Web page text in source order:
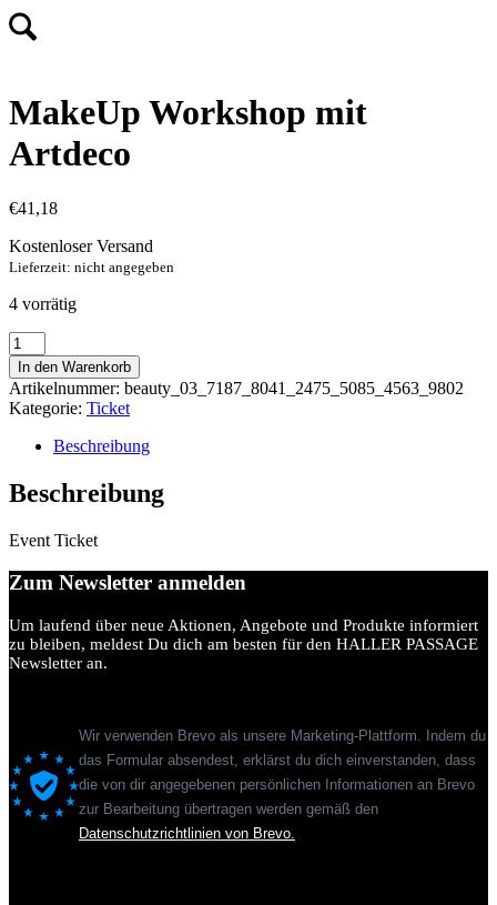
MakeUp Workshop mit
Artdeco
€41,18
Kostenloser Versand
Lieferzeit: nicht angegeben
4 vorrätig
MakeUp
Workshop
mit
Artdeco
Menge
In den Warenkorb
Artikelnummer: beauty_03_7187_8041_2475_5085_4563_9802
Kategorie: Ticket
Beschreibung
Beschreibung
Event Ticket
Zum Newsletter anmelden
Um laufend über neue Aktionen, Angebote und Produkte informiert
zu bleiben, meldest Du dich am besten für den HALLER PASSAGE
Newsletter an.
Wir verwenden Brevo als unsere Marketing-Plattform. Indem du
das Formular absendest, erklärst du dich einverstanden, dass
die von dir angegebenen persönlichen Informationen an Brevo
zur Bearbeitung übertragen werden gemäß den
Datenschutzrichtlinien von Brevo.